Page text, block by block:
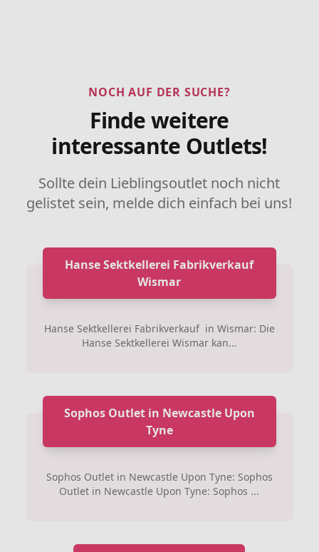
NOCH AUF DER SUCHE?
Finde weitere
interessante Outlets!
Sollte dein Lieblingsoutlet noch nicht
gelistet sein, melde dich einfach bei uns!
Hanse Sektkellerei Fabrikverkauf
Wismar
Hanse Sektkellerei Fabrikverkauf in Wismar: Die
Hanse Sektkellerei Wismar kan...
Sophos Outlet in Newcastle Upon
Tyne
Sophos Outlet in Newcastle Upon Tyne: Sophos
Outlet in Newcastle Upon Tyne: Sophos ...